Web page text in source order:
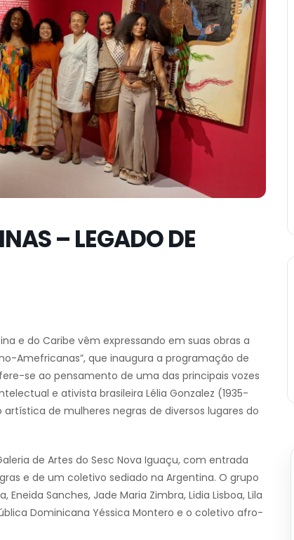
– LEGADO DE
e do Caribe vêm expressando em suas obras a
Amefricanas”, que inaugura a programação de
se ao pensamento de uma das principais vozes
e ativista brasileira Lélia Gonzalez (1935-
de mulheres negras de diversos lugares do
de Artes do Sesc Nova Iguaçu, com entrada
e de um coletivo sediado na Argentina. O grupo
Sanches, Jade Maria Zimbra, Lidia Lisboa, Lila
Dominicana Yéssica Montero e o coletivo afro-